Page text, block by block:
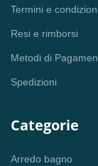
Termini e
Resi e rimborsi
Metodi di
Spedizioni
Categorie
Arredo bagno